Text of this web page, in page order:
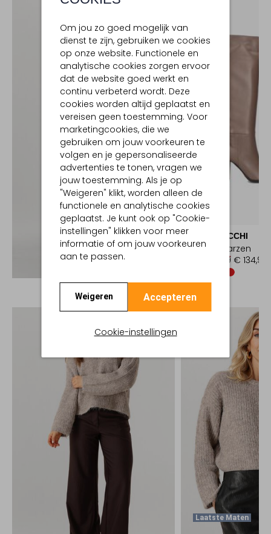
Om jou zo goed mogelijk van
dienst te zijn, gebruiken we cookies
op onze website. Functionele en
analytische cookies zorgen ervoor
dat de website goed werkt en
continu verbeterd wordt. Deze
cookies worden altijd geplaatst en
vereisen geen toestemming. Voor
marketingcookies, die we
gebruiken om jouw voorkeuren te
volgen en je gepersonaliseerde
advertenties te tonen, vragen we
jouw toestemming. Als je op
"Weigeren" klikt, worden alleen de
functionele en analytische cookies
geplaatst. Je kunt ook op "Cookie-
instellingen" klikken voor meer
informatie of om jouw voorkeuren
aan te passen.
Weigeren Accepteren
Cookie-instellingen
Ontdek de look
-50%
LINA LOCCHI
Hoge laarzen
€ 269,99 € 134,99
Laatste Maten